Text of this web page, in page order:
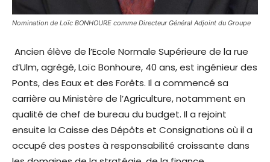
Nomination de Loïc BONHOURE comme Directeur Général Adjoint du Groupe
Ancien élève de l’Ecole Normale Supérieure de la rue
d’Ulm, agrégé, Loïc Bonhoure, 40 ans, est ingénieur des
Ponts, des Eaux et des Forêts. Il a commencé sa
carrière au Ministère de l’Agriculture, notamment en
qualité de chef de bureau du budget. Il a rejoint
ensuite la Caisse des Dépôts et Consignations où il a
occupé des postes à responsabilité croissante dans